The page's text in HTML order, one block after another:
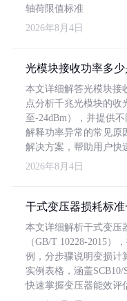
轴荷限值标准
2026年8月4日
光模块接收功率多少
本文详细解答光模块接
点分析千兆光模块的收
至-24dBm），并提供
解释功率异常的常见原
解决方案，帮助用户快
2026年8月4日
干式变压器损耗标
本文详细解析干式变压
（GB/T 10228-2015）
例，分步骤说明变损计
实例表格，涵盖
快速掌握变压器能效评